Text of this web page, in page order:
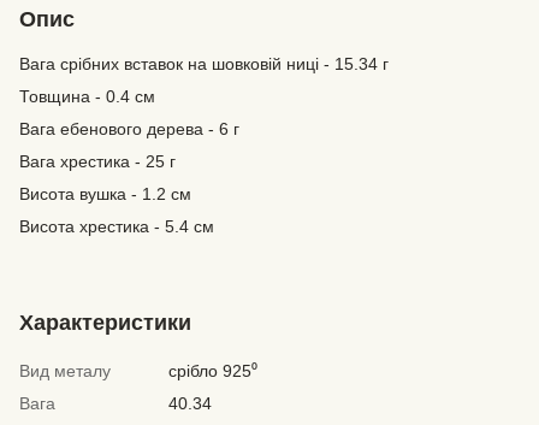
Опис
Вага срібних вставок на шовковій ниці - 15.34 г
Товщина - 0.4 см
Вага ебенового дерева - 6 г
Вага хрестика - 25 г
Висота вушка - 1.2 см
Висота хрестика - 5.4 см
Характеристики
Вид металу
cрібло 925⁰
Вага
40.34